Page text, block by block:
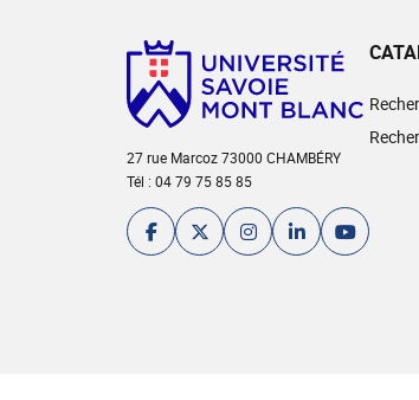
27 rue Marcoz 73000 CHAMBÉRY
Tél : 04 79 75 85 85